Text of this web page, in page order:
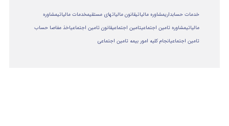
خدمات حسابداریمشاوره مالیاتیقانون مالیاتهای مستقیمخدمات مالیاتیمشاوره
مالياتيمشاوره تامین اجتماعیتامین اجتماعیقانون تامین اجتماعیاخذ مفاصا حساب
تامین اجتماعیانجام کلیه امور بیمه تامین اجتماعی